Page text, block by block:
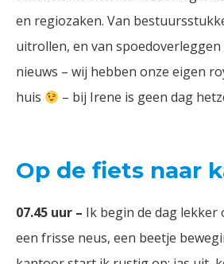
en regiozaken. Van
uitrollen, en van
nieuws – wij hebben onze eigen
huis
– bij Irene is geen dag
Op de fiets naar
07.45 uur – Ik begin de dag lekker
een frisse neus, een beetje